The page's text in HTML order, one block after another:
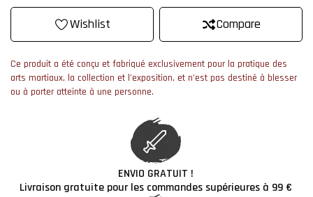
favorite_border Compare
Ce produit a été conçu et fabriqué exclusivement pour la pratique des
arts martiaux, la collection et l’exposition, et n’est pas destiné à blesser
ou à porter atteinte à une personne.
ENVIO GRATUIT !
Livraison gratuite pour les commandes supérieures à 99 €